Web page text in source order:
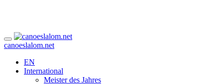
canoeslalom.net
EN
International
Meister des Jahres